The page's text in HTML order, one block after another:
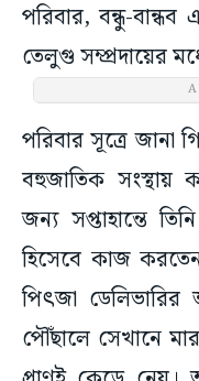
পরিবার, বন্ধু-বান্ধব
তেলুগু সম্প্রদায়ের
পরিবার সূত্রে
বহুজাতিক সংস্থায়
জন্য সপ্তাহান্তে
হিসেবে কাজ
পিৎজা ডেলিভারির
পৌঁছালে সেখানে